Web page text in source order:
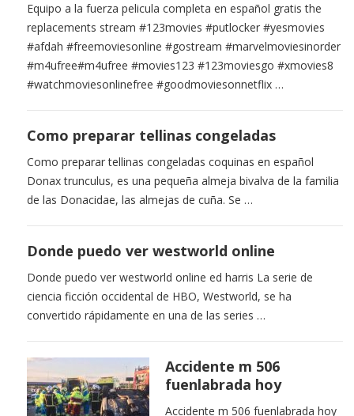
Equipo a la fuerza pelicula completa en español gratis the
replacements stream #123movies #putlocker #yesmovies
#afdah #freemoviesonline #gostream #marvelmoviesinorder
#m4ufree#m4ufree #movies123 #123moviesgo #xmovies8
#watchmoviesonlinefree #goodmoviesonnetflix …
Como preparar tellinas congeladas
Como preparar tellinas congeladas coquinas en español
Donax trunculus, es una pequeña almeja bivalva de la familia
de las Donacidae, las almejas de cuña. Se …
Donde puedo ver westworld online
Donde puedo ver westworld online ed harris La serie de
ciencia ficción occidental de HBO, Westworld, se ha
convertido rápidamente en una de las series …
Accidente m 506
fuenlabrada hoy
Accidente m 506 fuenlabrada hoy